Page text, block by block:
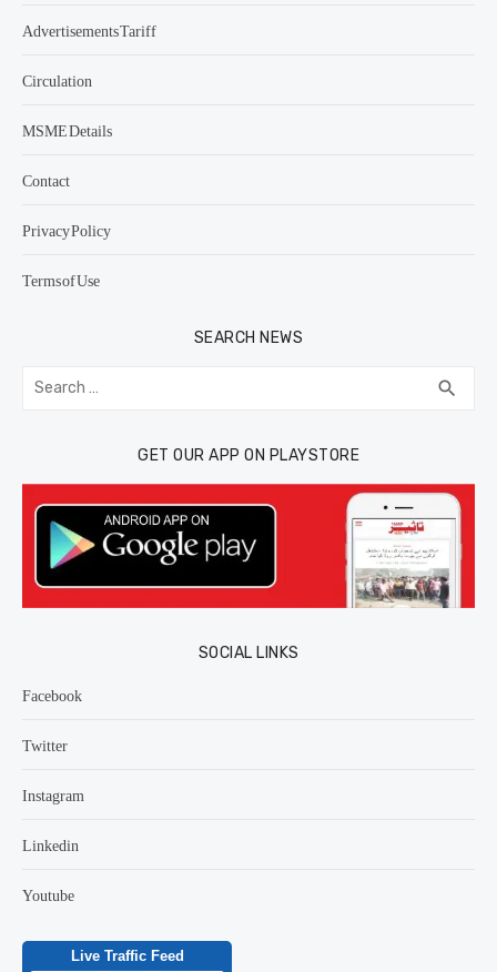
Advertisements Tariff
Circulation
MSME Details
Contact
Privacy Policy
Terms of Use
SEARCH NEWS
Search
for: search
GET OUR APP ON PLAYSTORE
SOCIAL LINKS
Facebook
Twitter
Instagram
Linkedin
Youtube
Live Traffic Feed